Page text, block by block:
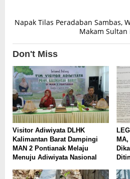
Napak Tilas Peradaban Sambas,
Makam
Don't Miss
Visitor Adiwiyata DLHK
Kalimantan Barat Dampingi
MAN 2 Pontianak Melaju
Menuju Adiwiyata Nasional